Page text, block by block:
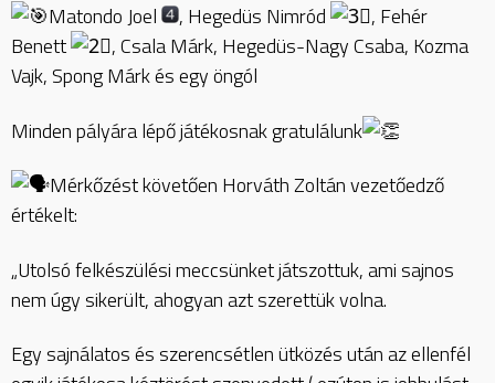
Matondo Joel
, Hegedüs Nimród
, Fehér
Benett
, Csala Márk, Hegedüs-Nagy Csaba, Kozma
Vajk, Spong Márk és egy öngól
Minden pályára lépő játékosnak gratulálunk
Mérkőzést követően Horváth Zoltán vezetőedző
értékelt:
„Utolsó felkészülési meccsünket játszottuk, ami sajnos
nem úgy sikerült, ahogyan azt szerettük volna.
Egy sajnálatos és szerencsétlen ütközés után az ellenfél